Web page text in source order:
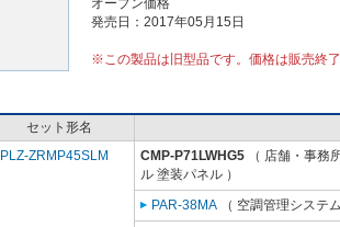
オープン価格
発売日：2017年05月15日
※この製品は旧型品です。価格は販売終
セット形名
PLZ-ZRMP45SLM
CMP-P71LWHG5 （ 店舗・事務
ル 塗装パネル ）
PAR-38MA （ 空調管理システ